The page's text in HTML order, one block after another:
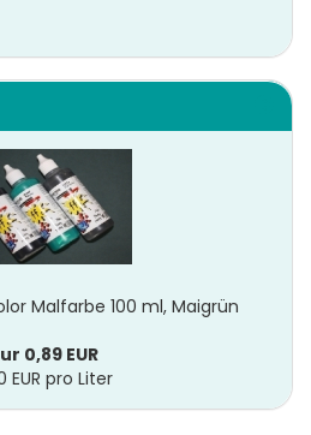
Malfarbe 100 ml, Maigrün
0,89 EUR
EUR pro Liter